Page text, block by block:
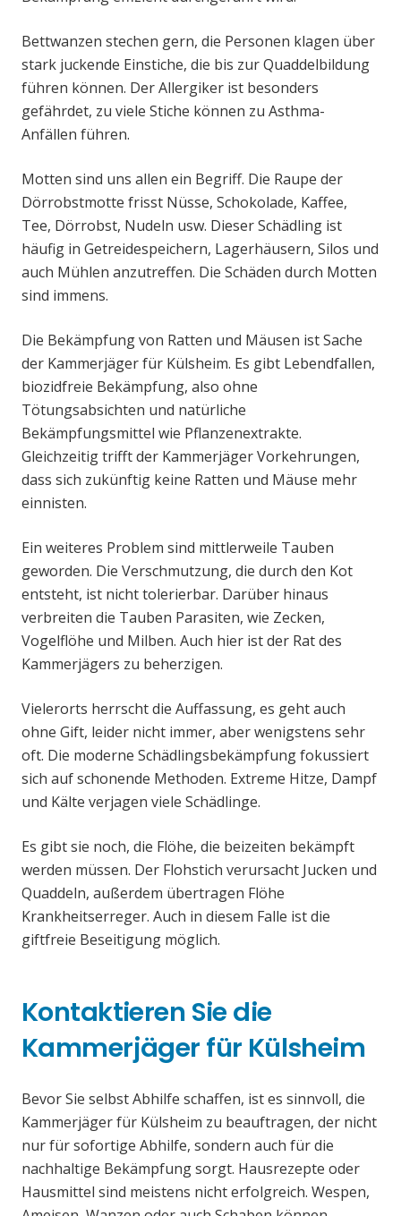
Bettwanzen stechen gern, die Personen klagen über
stark juckende Einstiche, die bis zur Quaddelbildung
führen können. Der Allergiker ist besonders
gefährdet, zu viele Stiche können zu Asthma-
Anfällen führen.
Motten sind uns allen ein Begriff. Die Raupe der
Dörrobstmotte frisst Nüsse, Schokolade, Kaffee,
Tee, Dörrobst, Nudeln usw. Dieser Schädling ist
häufig in Getreidespeichern, Lagerhäusern, Silos und
auch Mühlen anzutreffen. Die Schäden durch Motten
sind immens.
Die Bekämpfung von Ratten und Mäusen ist Sache
der Kammerjäger für Külsheim. Es gibt Lebendfallen,
biozidfreie Bekämpfung, also ohne
Tötungsabsichten und natürliche
Bekämpfungsmittel wie Pflanzenextrakte.
Gleichzeitig trifft der Kammerjäger Vorkehrungen,
dass sich zukünftig keine Ratten und Mäuse mehr
einnisten.
Ein weiteres Problem sind mittlerweile Tauben
geworden. Die Verschmutzung, die durch den Kot
entsteht, ist nicht tolerierbar. Darüber hinaus
verbreiten die Tauben Parasiten, wie Zecken,
Vogelflöhe und Milben. Auch hier ist der Rat des
Kammerjägers zu beherzigen.
Vielerorts herrscht die Auffassung, es geht auch
ohne Gift, leider nicht immer, aber wenigstens sehr
oft. Die moderne Schädlingsbekämpfung fokussiert
sich auf schonende Methoden. Extreme Hitze, Dampf
und Kälte verjagen viele Schädlinge.
Es gibt sie noch, die Flöhe, die beizeiten bekämpft
werden müssen. Der Flohstich verursacht Jucken und
Quaddeln, außerdem übertragen Flöhe
Krankheitserreger. Auch in diesem Falle ist die
giftfreie Beseitigung möglich.
Kontaktieren Sie die
Kammerjäger für Külsheim
Bevor Sie selbst Abhilfe schaffen, ist es sinnvoll, die
Kammerjäger für Külsheim zu beauftragen, der nicht
nur für sofortige Abhilfe, sondern auch für die
nachhaltige Bekämpfung sorgt. Hausrezepte oder
Hausmittel sind meistens nicht erfolgreich. Wespen,